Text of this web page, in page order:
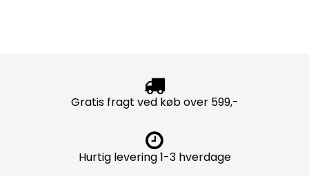
Gratis fragt ved køb over 599,-
Hurtig levering 1-3 hverdage